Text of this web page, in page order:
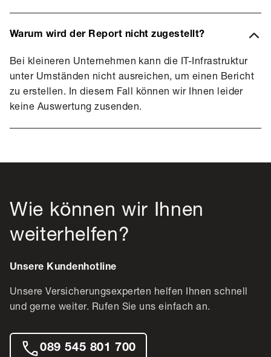
Warum wird der Report nicht zugestellt?
Bei kleineren Unternehmen kann die IT-Infrastruktur
unter Umständen nicht ausreichen, um einen Bericht
zu erstellen. In diesem Fall können wir Ihnen leider
keine Auswertung zusenden.
Wie können wir Ihnen
weiterhelfen?
Unsere Kundenhotline
Unsere Versicherungsexperten helfen Ihnen schnell
und gerne weiter. Rufen Sie uns einfach an.
089 545 801 700